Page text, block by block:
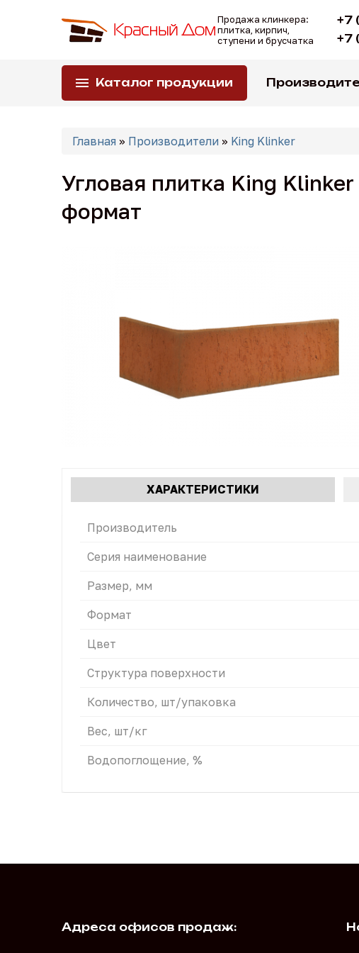
Продажа клинкера:
плитка, кирпич,
ступени и брусчатка
+7
+7
Каталог продукции
Вы
Главная » Производители » King Klinker
Угловая плитка King
формат
Характеристики
табы
ХАРАКТЕРИСТИКИ
Производитель
Серия наименование
Размер, мм
Формат
Цвет
Структура поверхности
Количество, шт/упаковка
Вес, шт/кг
Водопоглощение, %
Адреса офисов продаж: